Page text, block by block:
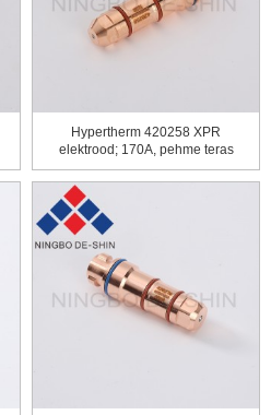
Hypertherm 420258 XPR
elektrood; 170A, pehme teras